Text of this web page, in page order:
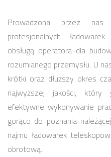
Prowadzona przez
profesjonalnych
obsługą operatora dla
rozumianego przemysłu. U
krótki oraz dłuższy okres
najwyższej jakości, który
efektywne wykonywanie
gorąco do poznania
najmu ładowarek
obrotową.